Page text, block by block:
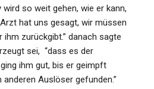
wird so weit gehen, wie er kann,
hat uns gesagt, wir müssen
zurückgibt.” danach sagte
sei, “dass es der
ihm gut, bis er geimpft
anderen Auslöser gefunden.”